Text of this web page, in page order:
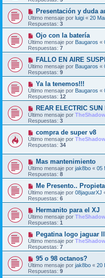
Presentación y duda
Último mensaje por luigi « 20
Respuestas: 3
Ojo con la batería
Último mensaje por Baugaros «
Respuestas: 7
FALLO EN AIRE
Último mensaje por Baugaros «
Respuestas: 9
Ya la tenemos!!!
Último mensaje por Baugaros «
Respuestas: 12
REAR ELECTRIC
Último mensaje por
Respuestas: 3
compra de super v8
Último mensaje por
Respuestas: 34
Mas mantenimiento
Último mensaje por jak8bo « 05
Respuestas: 8
Me Presento..
Último mensaje por 08jaguarXJ
Respuestas: 6
Hermanito para el XJ
Último mensaje por
Respuestas: 1
Pegatina logo jaguar
Último mensaje por
Respuestas: 7
95 o 98 octanos?
Último mensaje por jak8bo « 20
Respuestas: 9